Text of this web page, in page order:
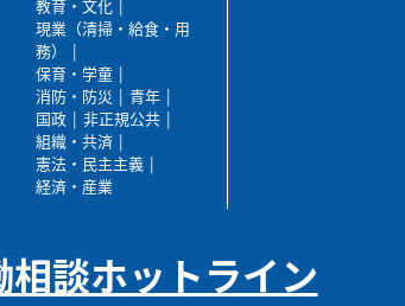
教育・文化
現業（清掃・給食・用
務）
保育・学童
消防・防災
青年
国政
非正規公共
組織・共済
憲法・民主主義
経済・産業
相談ホットライン